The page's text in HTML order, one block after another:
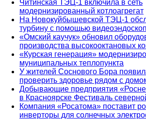
Читинская ТЭЦ-1 включила в сеть
модернизированный котлоагрегат
На Новокуйбышевской ТЭЦ-1
турбину с помощью
«Омский каучук» обновил
производства высокооктановых
«Курская генерация»
муниципальных теплопункта
У жителей Соснового Бора
проверить здоровье рядом с
Добывающие предприятия
в Красноярске Фестиваль
Компания «Росатома» поставит
инверторы для солнечных